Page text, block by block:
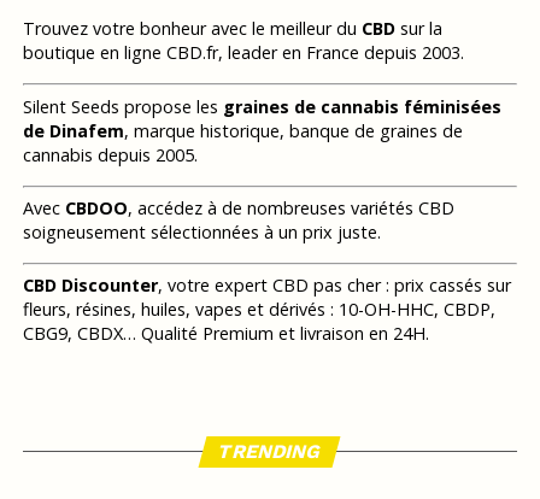
Trouvez votre bonheur avec le meilleur du CBDsur la
boutique en ligne CBD.fr, leader en France depuis 2003.
Silent Seeds propose les graines de cannabis féminisées
de Dinafem, marque historique, banque de graines de
cannabis depuis 2005.
Avec CBDOO, accédez à de nombreuses variétés CBD
soigneusement sélectionnées à un prix juste.
CBD Discounter, votre expert CBD pas cher : prix cassés sur
fleurs, résines, huiles, vapes et dérivés : 10-OH-HHC, CBDP,
CBG9, CBDX… Qualité Premium et livraison en 24H.
TRENDING